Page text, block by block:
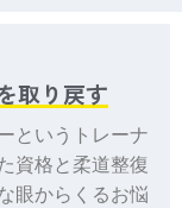
取り戻す
というトレーナ
資格と柔道整復
眼からくるお悩